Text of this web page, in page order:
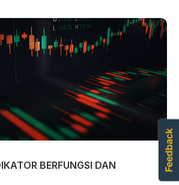
BERFUNGSI DAN